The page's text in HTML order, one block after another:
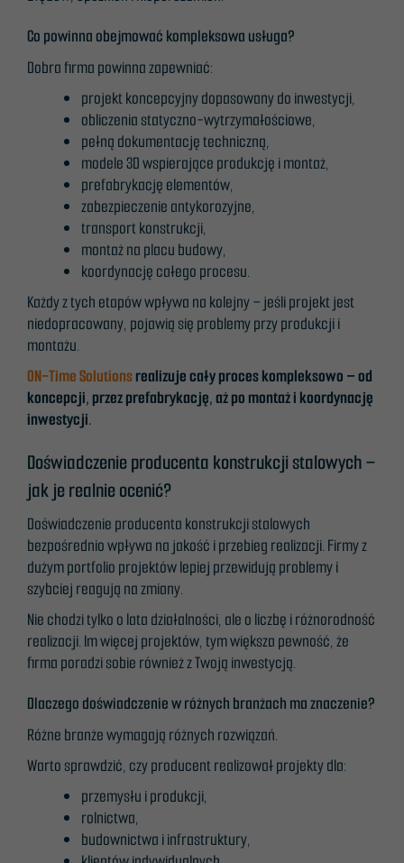
Co powinna obejmować kompleksowa usługa?
Dobra firma powinna zapewniać:
projekt koncepcyjny dopasowany do inwestycji,
obliczenia statyczno-wytrzymałościowe,
pełną dokumentację techniczną,
modele 3D wspierające produkcję i montaż,
prefabrykację elementów,
zabezpieczenie antykorozyjne,
transport konstrukcji,
montaż na placu budowy,
koordynację całego procesu.
Każdy z tych etapów wpływa na kolejny – jeśli projekt jest
niedopracowany, pojawią się problemy przy produkcji i
montażu.
ON-Time Solutionsrealizuje cały proces kompleksowo – od
koncepcji, przez prefabrykację, aż po montaż i koordynację
inwestycji.
Doświadczenie producenta konstrukcji stalowych –
jak je realnie ocenić?
Doświadczenie producenta konstrukcji stalowych
bezpośrednio wpływa na jakość i przebieg realizacji. Firmy z
dużym portfolio projektów lepiej przewidują problemy i
szybciej reagują na zmiany.
Nie chodzi tylko o lata działalności, ale o liczbę i różnorodność
realizacji. Im więcej projektów, tym większa pewność, że
firma poradzi sobie również z Twoją inwestycją.
Dlaczego doświadczenie w różnych branżach ma znaczenie?
Różne branże wymagają różnych rozwiązań.
Warto sprawdzić, czy producent realizował projekty dla:
przemysłu i produkcji,
rolnictwa,
budownictwa i infrastruktury,